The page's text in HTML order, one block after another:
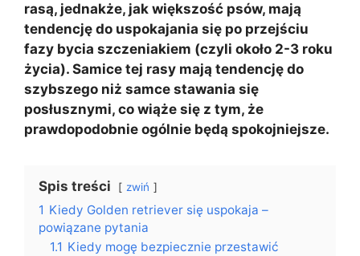
rasą, jednakże, jak większość psów, mają
tendencję do uspokajania się po przejściu
fazy bycia szczeniakiem (czyli około 2-3 roku
życia). Samice tej rasy mają tendencję do
szybszego niż samce stawania się
posłusznymi, co wiąże się z tym, że
prawdopodobnie ogólnie będą spokojniejsze.
Spis treści zwiń
1 Kiedy Golden retriever się uspokaja –
powiązane pytania
1.1 Kiedy mogę bezpiecznie przestawić